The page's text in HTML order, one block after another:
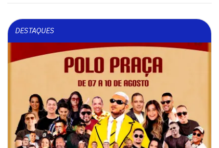
DESTAQUES